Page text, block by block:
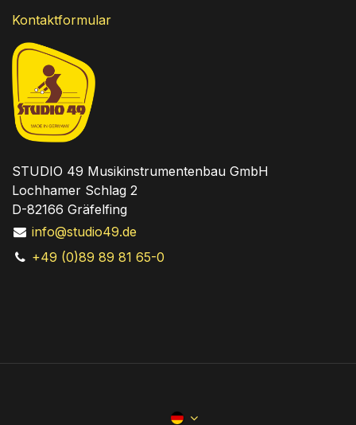
Kontaktformular
STUDIO 49 Musikinstrumentenbau GmbH
Lochhamer Schlag 2
D-82166 Gräfelfing
info@studio49.de
+49 (0)89 89 81 65-0